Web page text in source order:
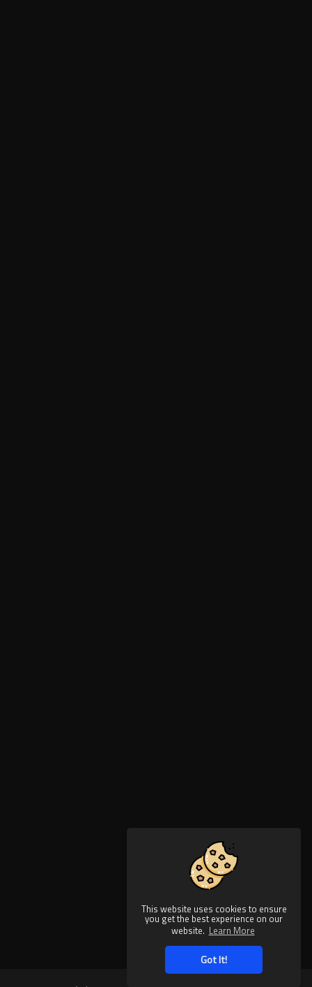
This website uses cookies to ensure
you get the best experience on our
website. Learn More
Got It!